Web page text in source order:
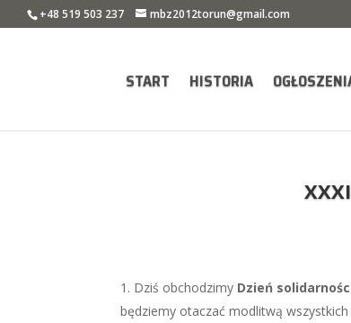
+48 519 503 237 mbz2012torun@gmail.com
START HISTORIA
Dziś obchodzimy Dzień
będziemy otaczać modlitwą